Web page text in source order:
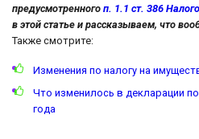
предусмотренного п. 1.1 ст. 386
в этой статье и рассказываем, что
Также смотрите:
Изменения по налогу на
Что изменилось в декларации
года